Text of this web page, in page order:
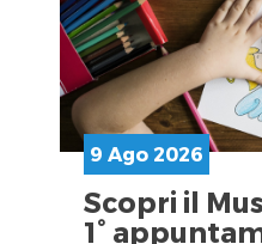
9 Ago 2026
Scopri il
1°